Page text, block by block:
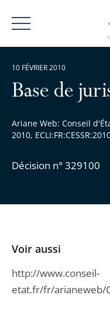
Menu
Base de
Ariane Web: Conseil
2010,
Décision n° 329100
10 FÉVRIER 2010
Voir aussi
http://www.conseil-
etat.fr/fr/arianeweb/